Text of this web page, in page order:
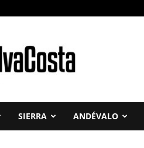
SIERRA ANDÉVALO